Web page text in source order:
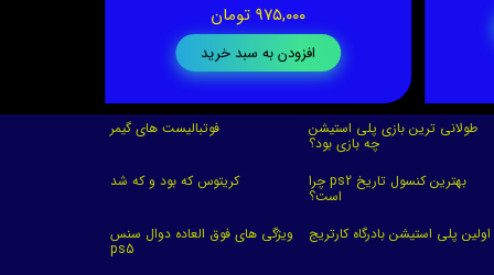
۹۷۵,۰۰۰ تومان
افزودن به سبد خرید
فوتبالیست های گیمر طولانی ترین بازی پلی استیشن
چه بازی بود؟
کریتوس که بود و که شد
چرا ps2 بهترین کنسول تاریخ
است؟
ویژگی های فوق العاده دوال سنس
ps5
اولین پلی استیشن بادرگاه کارتریج